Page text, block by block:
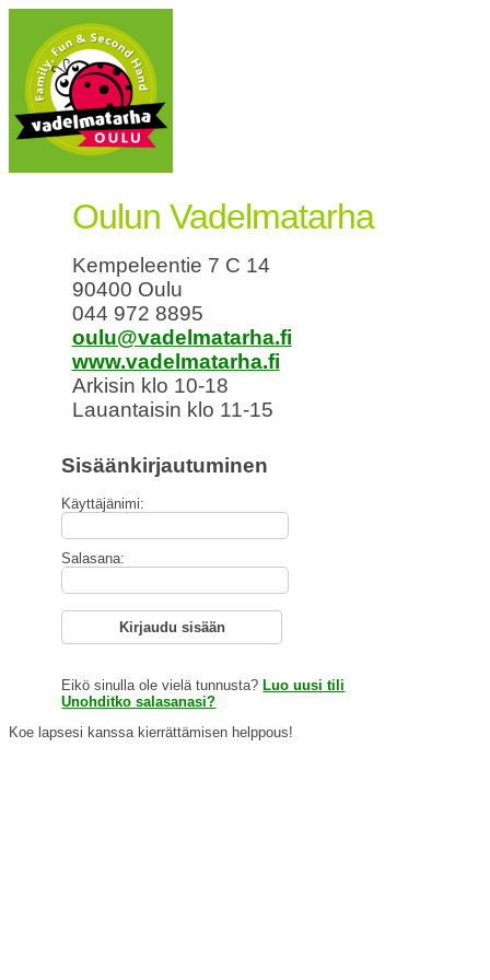
Oulun Vadelmatarha
Kempeleentie 7 C 14
90400 Oulu
044 972 8895
oulu@vadelmatarha.fi
www.vadelmatarha.fi
Arkisin klo 10-18
Lauantaisin klo 11-15
Sisäänkirjautuminen
Käyttäjänimi:
Salasana:
Kirjaudu sisään
Eikö sinulla ole vielä tunnusta? Luo uusi tili
Unohditko salasanasi?
Koe lapsesi kanssa kierrättämisen helppous!